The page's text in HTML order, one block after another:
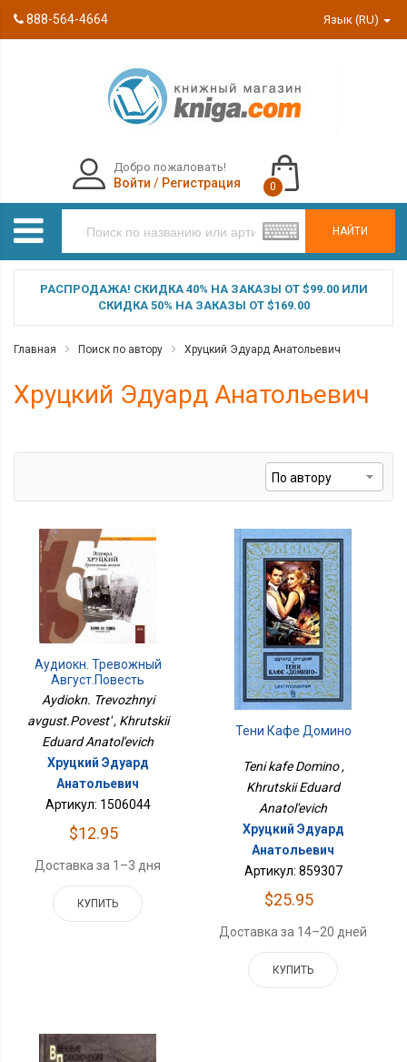
888-564-4664 Язык (RU)
НАЙТИ
Добро пожаловать!
Войти / Регистрация 0
РАСПРОДАЖА! СКИДКА 40% НА ЗАКАЗЫ ОТ $99.00 ИЛИ
СКИДКА 50% НА ЗАКАЗЫ ОТ $169.00
Главная Поиск по автору Хруцкий Эдуард Анатольевич
Хруцкий Эдуард Анатольевич
Аудиокн. Тревожный
Август.Повесть
Aydiokn. Trevozhnyi
avgust.Povest' , Khrutskii
Eduard Anatol'evich
Хруцкий Эдуард
Анатольевич
Артикул: 1506044
$12.95
Доставка за 1–3 дня
КУПИТЬ
Тени Кафе Домино
Teni kafe Domino ,
Khrutskii Eduard
Anatol'evich
Хруцкий Эдуард
Анатольевич
Артикул: 859307
$25.95
Доставка за 14–20 дней
КУПИТЬ